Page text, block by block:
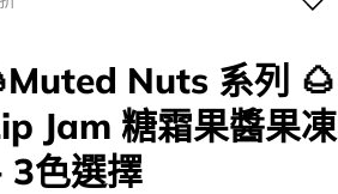
Nuts 系列 🌰
Jam 糖霜果醬果凍
色選擇